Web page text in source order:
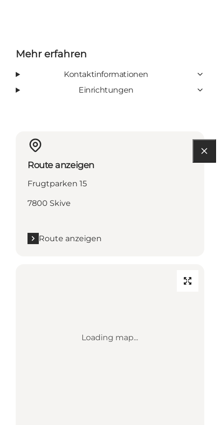
Mehr erfahren
Kontaktinformationen
Einrichtungen
Route anzeigen
Frugtparken 15
7800 Skive
Route anzeigen
Loading map...